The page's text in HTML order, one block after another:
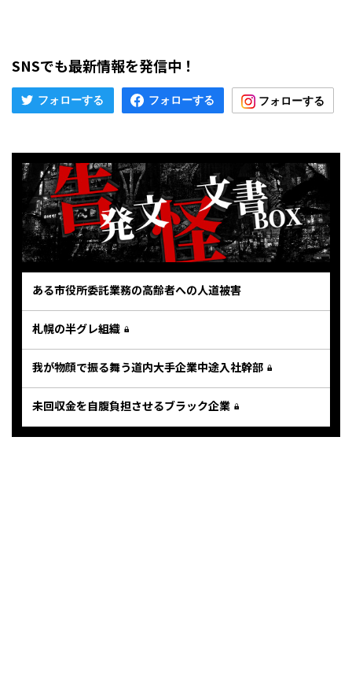
SNSでも最新情報を発信中！
ある市役所委託業務の高齢者への人道被害
札幌の半グレ組織
我が物顔で振る舞う道内大手企業中途入社幹部
未回収金を自腹負担させるブラック企業